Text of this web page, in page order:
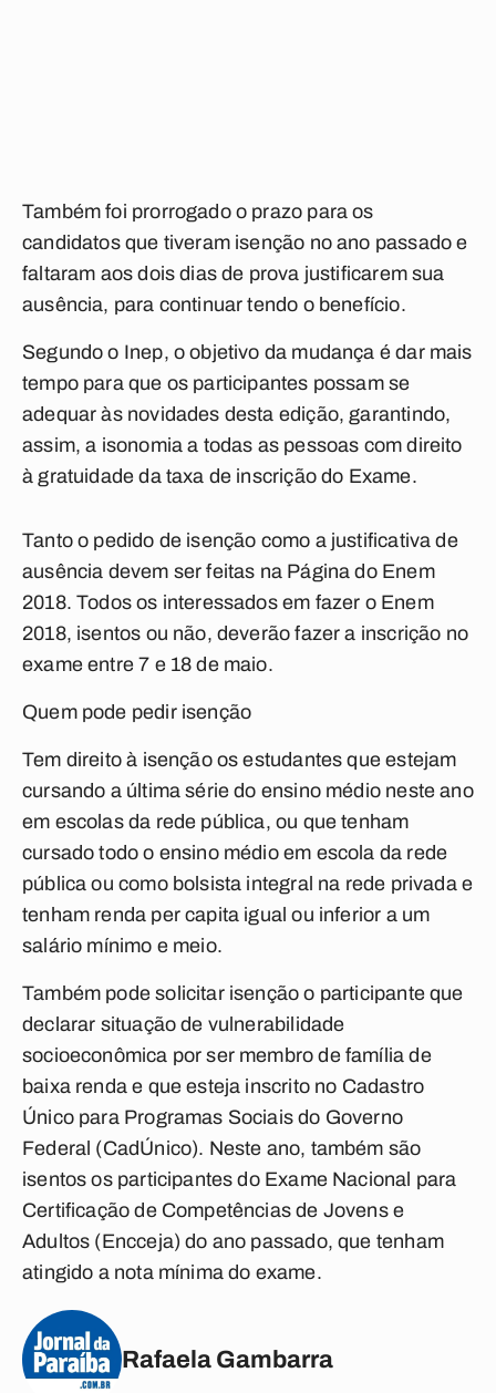
Também foi prorrogado o prazo para os
candidatos que tiveram isenção no ano passado e
faltaram aos dois dias de prova justificarem sua
ausência, para continuar tendo o benefício.
Segundo o Inep, o objetivo da mudança é dar mais
tempo para que os participantes possam se
adequar às novidades desta edição, garantindo,
assim, a isonomia a todas as pessoas com direito
à gratuidade da taxa de inscrição do Exame.
Tanto o pedido de isenção como a justificativa de
ausência devem ser feitas na Página do Enem
2018. Todos os interessados em fazer o Enem
2018, isentos ou não, deverão fazer a inscrição no
exame entre 7 e 18 de maio.
Quem pode pedir isenção
Tem direito à isenção os estudantes que estejam
cursando a última série do ensino médio neste ano
em escolas da rede pública, ou que tenham
cursado todo o ensino médio em escola da rede
pública ou como bolsista integral na rede privada e
tenham renda per capita igual ou inferior a um
salário mínimo e meio.
Também pode solicitar isenção o participante que
declarar situação de vulnerabilidade
socioeconômica por ser membro de família de
baixa renda e que esteja inscrito no Cadastro
Único para Programas Sociais do Governo
Federal (CadÚnico). Neste ano, também são
isentos os participantes do Exame Nacional para
Certificação de Competências de Jovens e
Adultos (Encceja) do ano passado, que tenham
atingido a nota mínima do exame.
Rafaela Gambarra